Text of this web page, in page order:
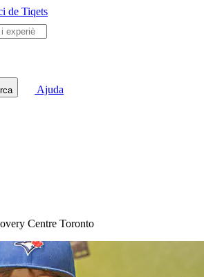
Ajuda
Centre Toronto